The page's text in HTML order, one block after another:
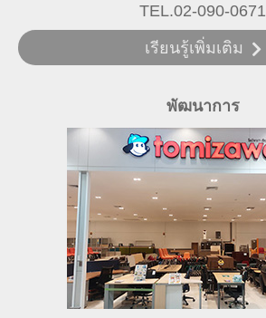
TEL.02-090-0671
เรียนรู้เพิ่มเติม
พัฒนาการ